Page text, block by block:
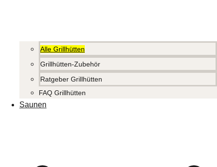
Alle Grillhütten
Grillhütten-Zubehör
Ratgeber Grillhütten
FAQ Grillhütten
Saunen